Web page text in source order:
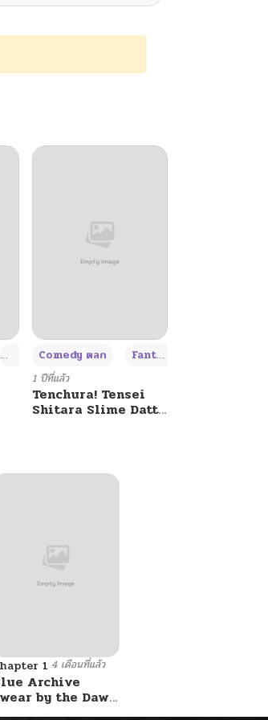
Adult ผู้ใหญ่ +4
Comedy ตลก Fantasy แฟนตาซี
1 ปีที่แล้ว
Tenchura! Tensei
Shitara Slime Datta
1 4 เดือนที่แล้ว
Archive
by the Dawn